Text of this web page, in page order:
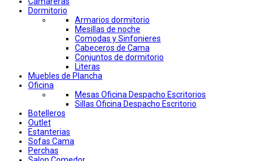
Dormitorio
Armarios dormitorio
Mesillas de noche
Comodas y Sinfonieres
Cabeceros de Cama
Conjuntos de dormitorio
Literas
Muebles de Plancha
Oficina
Mesas Oficina Despacho Escritorios
Sillas Oficina Despacho Escritorio
Botelleros
Outlet
Estanterias
Sofas Cama
Perchas